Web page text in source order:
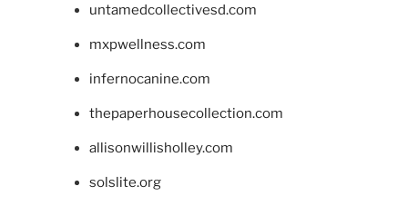
untamedcollectivesd.com
mxpwellness.com
infernocanine.com
thepaperhousecollection.com
allisonwillisholley.com
solslite.org